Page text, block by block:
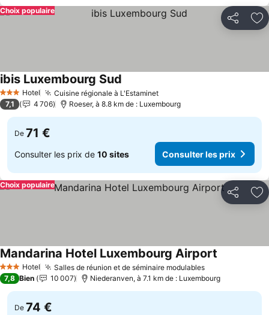
Partager
Choix populaire
3 ÉtoilesHotel Cuisine régionale à L'EstaminetConsulter les prix
ibis Luxembourg Sud
7,1 4 706 Roeser, à 8.8 km de : Luxembourg
De 71 €
Consulter les prix de 10 sites Consulter les prix
Partager
Choix populaire
3 ÉtoilesHotel Salles de réunion et de séminaire modulablesConsulter les
Mandarina Hotel Luxembourg Airport
7,8 Bien 10 007 Niederanven, à 7.1 km de : Luxembourg
De 74 €